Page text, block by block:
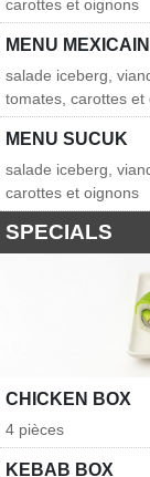
carottes et oignons
MENU MEXICAIN
salade iceberg,
tomates, carottes et
MENU SUCUK
salade iceberg,
carottes et oignons
SPECIALS
CHICKEN BOX
4 pièces
KEBAB BOX